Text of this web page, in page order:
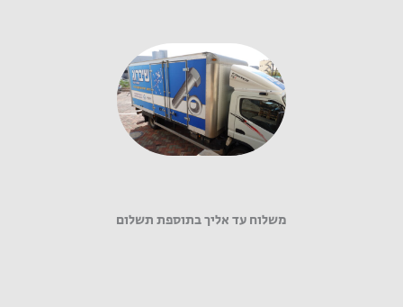
משלוח עד אליך בתוספת תשלום